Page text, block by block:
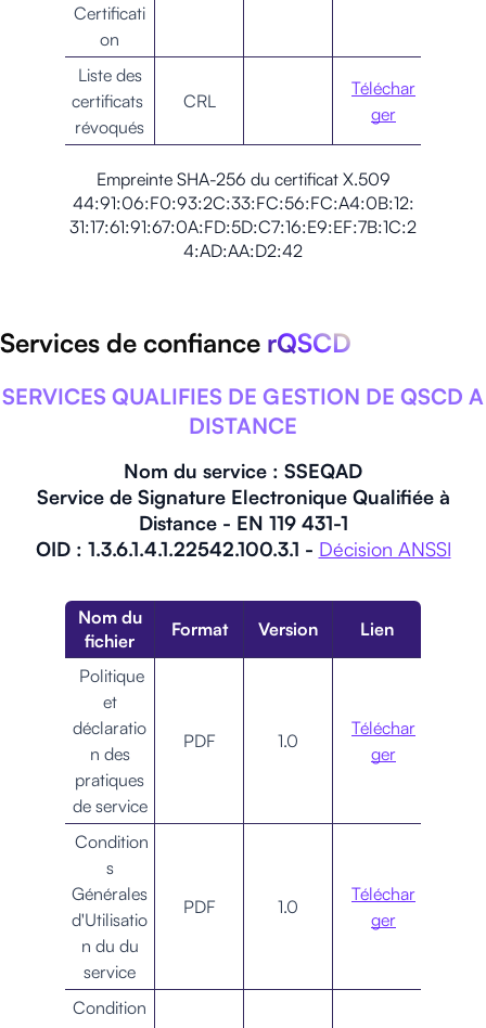
Certificati
on
Liste des
certificats
révoqués
CRL
Téléchar
ger
Empreinte SHA-256 du certificat X.509
44:91:06:F0:93:2C:33:FC:56:FC:A4:0B:12:
31:17:61:91:67:0A:FD:5D:C7:16:E9:EF:7B:1C:2
4:AD:AA:D2:42
Services de confiance rQSCD
SERVICES QUALIFIES DE GESTION DE QSCD A
DISTANCE
Nom du service : SSEQAD
Service de Signature Electronique Qualifiée à
Distance - EN 119 431-1
OID : 1.3.6.1.4.1.22542.100.3.1 - Décision ANSSI
Nom du
fichier
Format Version Lien
Politique
et
déclaratio
n des
pratiques
de service
PDF 1.0
Téléchar
ger
Condition
s
Générales
d'Utilisatio
n du du
service
PDF 1.0
Téléchar
ger
Condition